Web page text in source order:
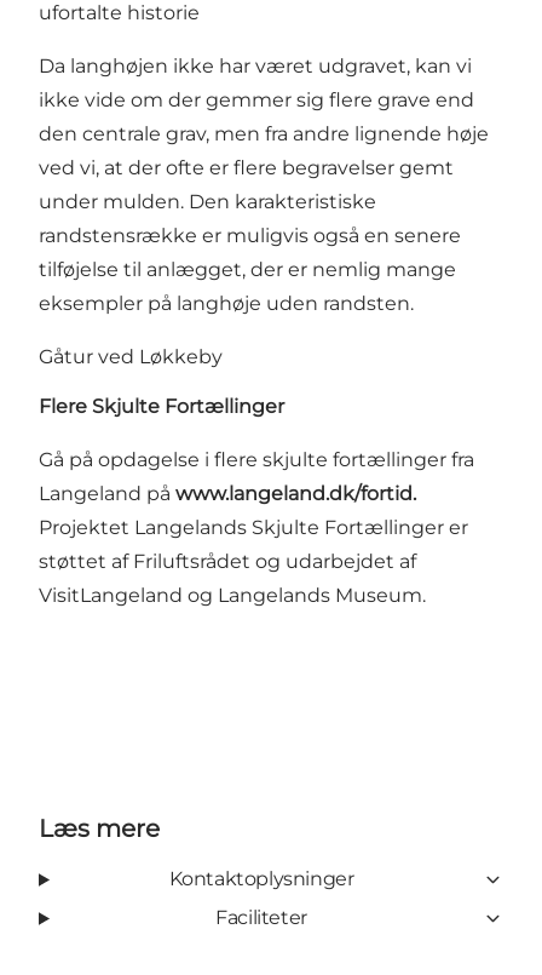
ufortalte historie
Da langhøjen ikke har været udgravet, kan vi
ikke vide om der gemmer sig flere grave end
den centrale grav, men fra andre lignende høje
ved vi, at der ofte er flere begravelser gemt
under mulden. Den karakteristiske
randstensrække er muligvis også en senere
tilføjelse til anlægget, der er nemlig mange
eksempler på langhøje uden randsten.
Gåtur ved Løkkeby
Flere Skjulte Fortællinger
Gå på opdagelse i flere skjulte fortællinger fra
Langeland på www.langeland.dk/fortid.
Projektet Langelands Skjulte Fortællinger er
støttet af Friluftsrådet og udarbejdet af
VisitLangeland og Langelands Museum.
Læs mere
Kontaktoplysninger
Faciliteter